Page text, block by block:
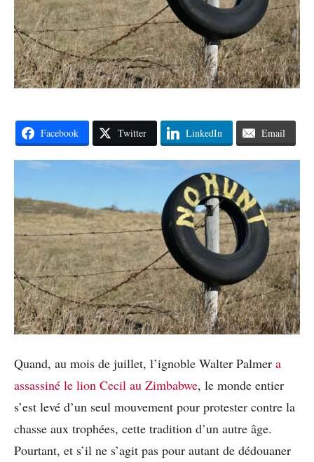
Facebook Twitter LinkedIn Email
Quand, au mois de juillet, l’ignoble Walter Palmer a
assassiné le lion Cecil au Zimbabwe, le monde entier
s’est levé d’un seul mouvement pour protester contre la
chasse aux trophées, cette tradition d’un autre âge.
Pourtant, et s’il ne s’agit pas pour autant de dédouaner